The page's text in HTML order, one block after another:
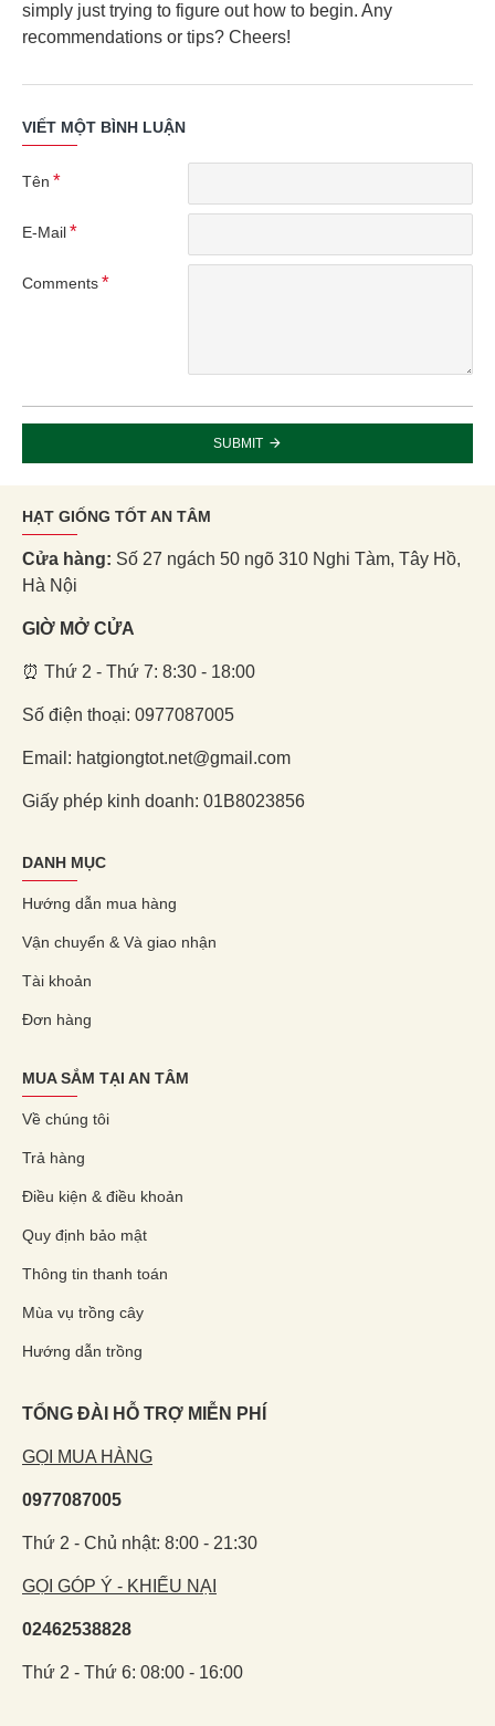
simply just trying to figure out how to begin. Any
recommendations or tips? Cheers!
VIẾT MỘT BÌNH LUẬN
Tên
E-Mail
Comments
SUBMIT
HẠT GIỐNG TỐT AN TÂM
Cửa hàng: Số 27 ngách 50 ngõ 310 Nghi Tàm, Tây Hồ,
Hà Nội
GIỜ MỞ CỬA
⏰ Thứ 2 - Thứ 7: 8:30 - 18:00
Số điện thoại: 0977087005
Email: hatgiongtot.net@gmail.com
Giấy phép kinh doanh: 01B8023856
DANH MỤC
Hướng dẫn mua hàng
Vận chuyển & Và giao nhận
Tài khoản
Đơn hàng
MUA SẮM TẠI AN TÂM
Về chúng tôi
Trả hàng
Điều kiện & điều khoản
Quy định bảo mật
Thông tin thanh toán
Mùa vụ trồng cây
Hướng dẫn trồng
TỔNG ĐÀI HỖ TRỢ MIỄN PHÍ
GỌI MUA HÀNG
0977087005
Thứ 2 - Chủ nhật: 8:00 - 21:30
GỌI GÓP Ý - KHIẾU NẠI
02462538828
Thứ 2 - Thứ 6: 08:00 - 16:00